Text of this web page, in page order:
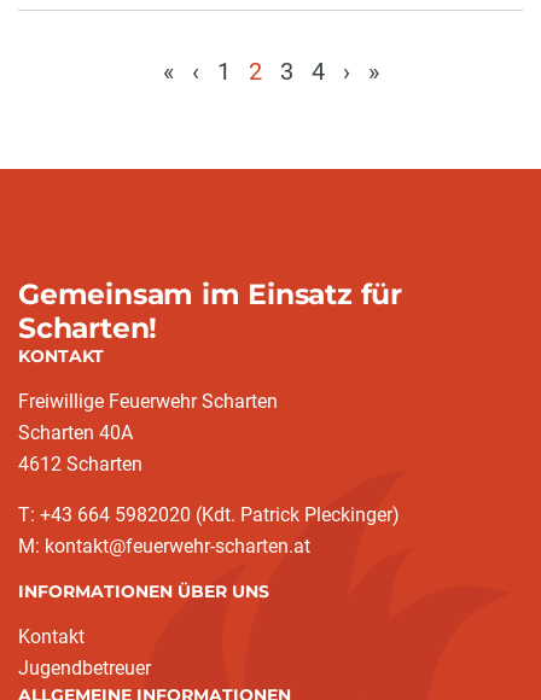
« ‹ 1 2 3 4 › »
Gemeinsam im Einsatz für
Scharten!
KONTAKT
Freiwillige Feuerwehr Scharten
Scharten 40A
4612 Scharten
T: +43 664 5982020 (Kdt. Patrick Pleckinger)
M: kontakt@feuerwehr-scharten.at
INFORMATIONEN ÜBER UNS
Kontakt
Jugendbetreuer
ALLGEMEINE INFORMATIONEN